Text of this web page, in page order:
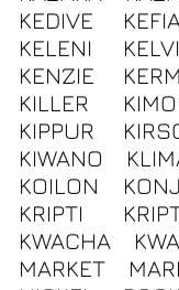
KEDIVE
KELENI
KENZIE
KILLER
KIPPUR
KIWANO
KOILON
KRIPTI
KWACHA
MARKET